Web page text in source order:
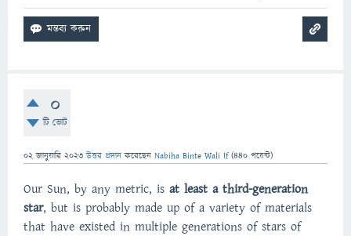
0
টি ভোট
02 জানুয়ারি 2023 উত্তর প্রদান করেছেন Nabiha Binte Wali If (440 পয়েন্ট)
Our Sun, by any metric, is at least a third-generation
star, but is probably made up of a variety of materials
that have existed in multiple generations of stars of